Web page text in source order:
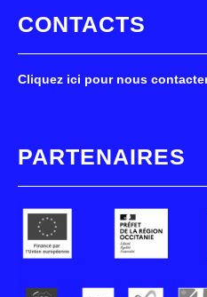
CONTACTS
Cliquez ici pour nous
PARTENAIRES